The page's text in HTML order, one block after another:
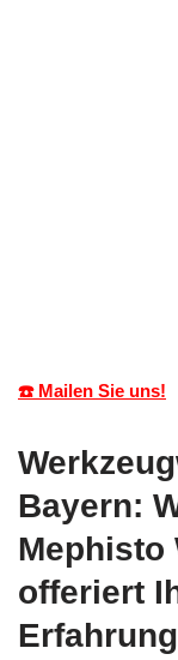
☎️ Mailen Sie uns!
Bayern:
Mephisto
offeriert